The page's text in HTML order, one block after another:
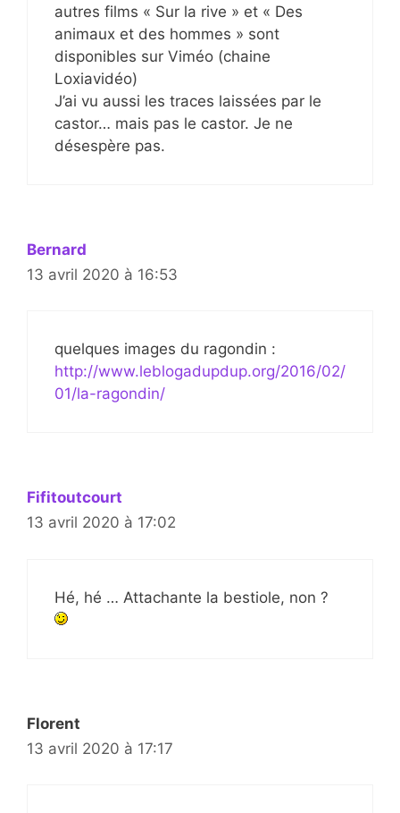
autres films « Sur la rive » et « Des
animaux et des hommes » sont
disponibles sur Viméo (chaine
Loxiavidéo)
J’ai vu aussi les traces laissées par le
castor… mais pas le castor. Je ne
désespère pas.
Bernard
13 avril 2020 à 16:53
quelques images du ragondin :
http://www.leblogadupdup.org/2016/02/
01/la-ragondin/
Fifitoutcourt
13 avril 2020 à 17:02
Hé, hé … Attachante la bestiole, non ?
Florent
13 avril 2020 à 17:17